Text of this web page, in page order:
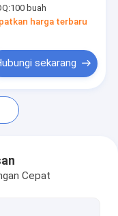
Welding
6mm2
100 buah
harga terbaru
sekarang
Cepat